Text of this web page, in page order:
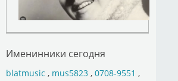
Именинники сегодня
blatmusic , mus5823, 0708-9551 ,